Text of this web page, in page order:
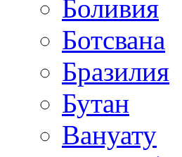
Боливия
Ботсвана
Бразилия
Бутан
Вануату